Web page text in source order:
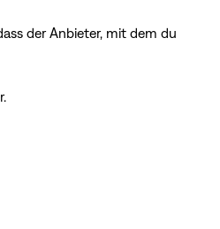
der Anbieter, mit dem du